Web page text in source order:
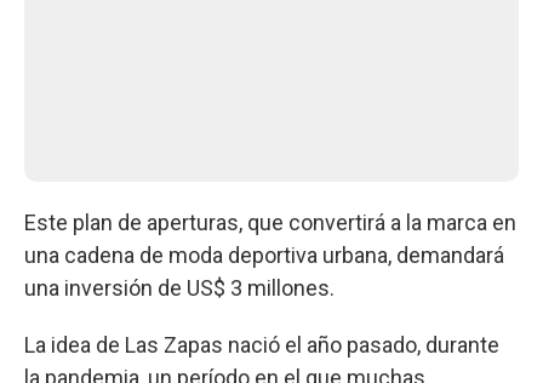
Este plan de aperturas, que convertirá a la marca en
una cadena de moda deportiva urbana, demandará
una inversión de US$ 3 millones.
La idea de Las Zapas nació el año pasado, durante
la pandemia, un período en el que muchas